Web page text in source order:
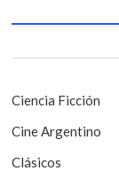
i
ó
n
e
s
:
Ciencia Ficción
Cine Argentino
Clásicos